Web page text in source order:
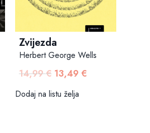
Zvijezda
Herbert George Wells
14,99€ Izvorna
bila
13,49 €Trenutna
Dodaj na listu želja